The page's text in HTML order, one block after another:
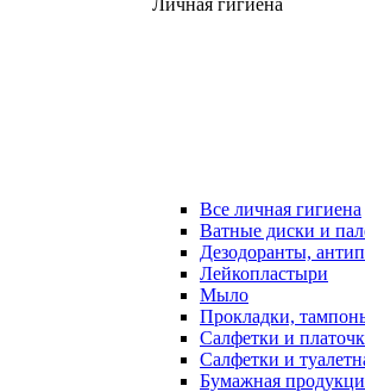
Личная гигиена
Все личная гигиена
Ватные диски и
Дезодоранты,
Лейкопластыри
Мыло
Прокладки,
Салфетки и
Салфетки и
Бумажная